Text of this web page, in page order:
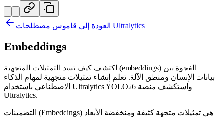
العودة إلى قاموس مصطلحات Ultralytics
Embeddings
اكتشف كيف تسد التمثيلات المتجهية (embeddings) الفجوة بين
بيانات الإنسان ومنطق الآلة. تعلم إنشاء تمثيلات متجهية لمهام الذكاء
الاصطناعي باستخدام Ultralytics YOLO26 واستكشف منصة
Ultralytics.
التضمينات (Embeddings) هي تمثيلات متجهة كثيفة ومنخفضة الأبعاد